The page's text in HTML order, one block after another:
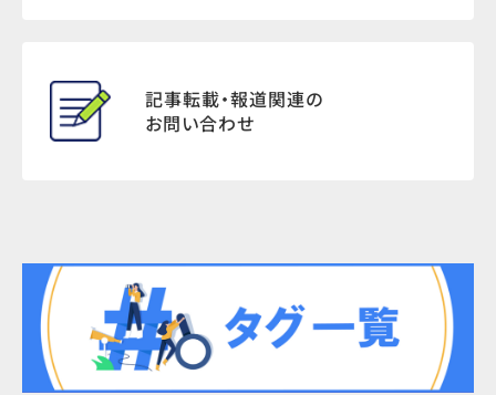
記事転載・報道関連の
お問い合わせ